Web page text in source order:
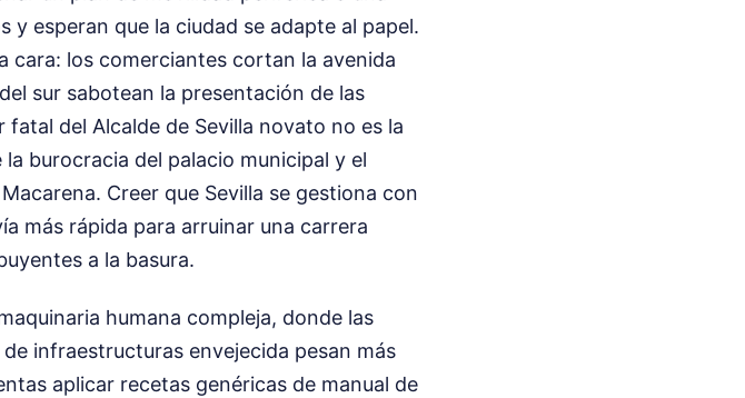
esperan que la ciudad se adapte al papel.
cara: los comerciantes cortan la avenida
sur sabotean la presentación de las
del Alcalde de Sevilla novato no es la
burocracia del palacio municipal y el
Creer que Sevilla se gestiona con
más rápida para arruinar una carrera
a la basura.
humana compleja, donde las
infraestructuras envejecida pesan más
aplicar recetas genéricas de manual de